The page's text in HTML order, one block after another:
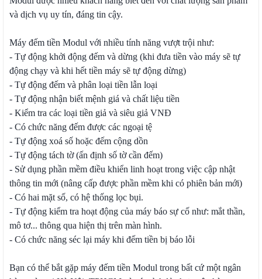
và dịch vụ uy tín, đáng tin cậy.
Máy đếm tiền Modul với nhiều tính năng vượt trội như:
- Tự động khởi động đếm và dừng (khi đưa tiền vào máy sẽ tự
động chạy và khi hết tiền máy sẽ tự động dừng)
- Tự động đếm và phân loại tiền lẫn loại
- Tự động nhận biết mệnh giá và chất liệu tiền
- Kiểm tra các loại tiền giả và siêu giả VNĐ
- Có chức năng đếm được các ngoại tệ
- Tự động xoá số hoặc đếm cộng dồn
- Tự động tách tờ (ấn định số tờ cần đếm)
- Sử dụng phần mềm điều khiển linh hoạt trong việc cập nhật
thông tin mới (nâng cấp được phần mềm khi có phiên bản mới)
- Có hai mặt số, có hệ thống lọc bụi.
- Tự động kiểm tra hoạt động của máy báo sự cố như: mắt thần,
mô tơ... thông qua hiện thị trên màn hình.
- Có chức năng séc lại máy khi đếm tiền bị báo lỗi
Bạn có thể bắt gặp máy đếm tiền Modul trong bất cứ một ngân